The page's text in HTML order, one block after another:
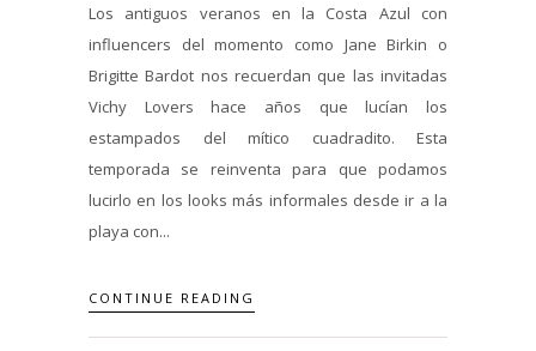
Los antiguos veranos en la Costa Azul con
influencers del momento como Jane Birkin o
Brigitte Bardot nos recuerdan que las invitadas
Vichy Lovers hace años que lucían los
estampados del mítico cuadradito. Esta
temporada se reinventa para que podamos
lucirlo en los looks más informales desde ir a la
playa con...
CONTINUE READING